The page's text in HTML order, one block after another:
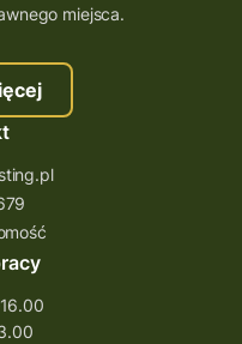
Żeromski
nami
po skarb
miejsca.